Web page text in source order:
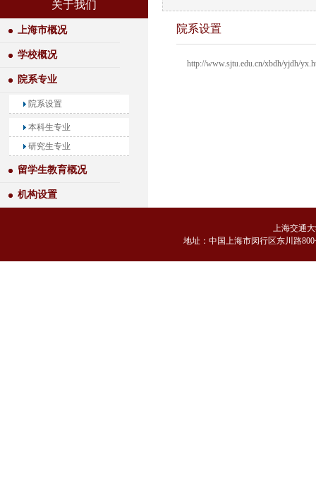
关于我们
上海市概况
学校概况
院系专业
院系设置
本科生专业
研究生专业
留学生教育概况
机构设置
院系设置
http://www.sjtu.edu.cn/xbdh/yjdh/
上海交通
地址：中国上海市闵行区东川路